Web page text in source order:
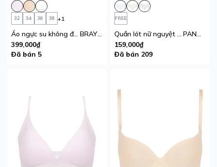
32 34 36 38 +1
Áo ngực su không đường may iBasic Tshirt che mỡ lưng, mỏng, không lộ viền
BRAY104
399,000₫
Đã bán 5
FREE
159,000₫
Đã bán 209